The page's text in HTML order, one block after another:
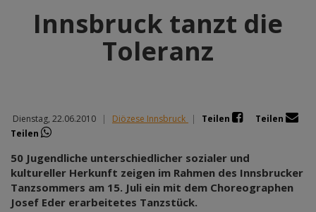
Innsbruck tanzt die
Toleranz
Dienstag, 22.06.2010 | Diözese Innsbruck | Teilen
Teilen
Teilen
50 Jugendliche unterschiedlicher sozialer und
kultureller Herkunft zeigen im Rahmen des Innsbrucker
Tanzsommers am 15. Juli ein mit dem Choreographen
Josef Eder erarbeitetes Tanzstück.